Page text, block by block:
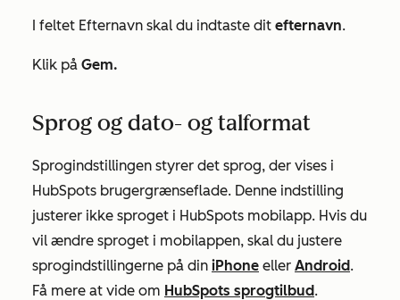
I feltet Efternavn skal du indtaste dit efternavn.
Klik på Gem.
Sprog og dato- og talformat
Sprogindstillingen styrer det sprog, der vises i
HubSpots brugergrænseflade. Denne indstilling
justerer ikke sproget i HubSpots mobilapp. Hvis du
vil ændre sproget i mobilappen, skal du justere
sprogindstillingerne på din iPhone eller Android.
Få mere at vide om HubSpots sprogtilbud.